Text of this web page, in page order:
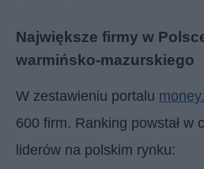
Największe firmy w
warmińsko-mazurskiego
W zestawieniu portalu
600 firm. Ranking powstał w
liderów na polskim rynku: